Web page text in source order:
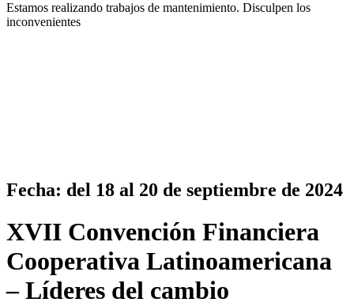
Estamos realizando trabajos de mantenimiento. Disculpen los
inconvenientes
Fecha: del 18 al 20 de septiembre de 2024
XVII Convención Financiera
Cooperativa Latinoamericana
– Líderes del cambio